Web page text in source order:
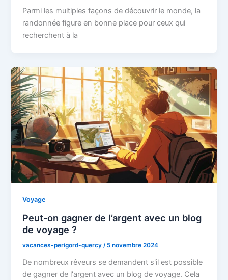
Parmi les multiples façons de découvrir le monde, la
randonnée figure en bonne place pour ceux qui
recherchent à la
Voyage
Peut-on gagner de l’argent avec un blog
de voyage ?
vacances-perigord-quercy/ 5 novembre 2024
De nombreux rêveurs se demandent s'il est possible
de gagner de l'argent avec un blog de voyage. Cela